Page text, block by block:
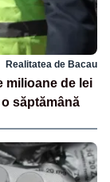
Realitatea de Bacau
milioane de lei
săptămână